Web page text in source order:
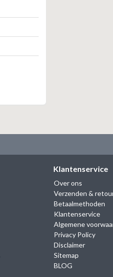
Klantenservice
Over ons
Verzenden &
Betaalmethoden
Klantenservice
Algemene
Privacy Policy
Disclaimer
Sitemap
BLOG